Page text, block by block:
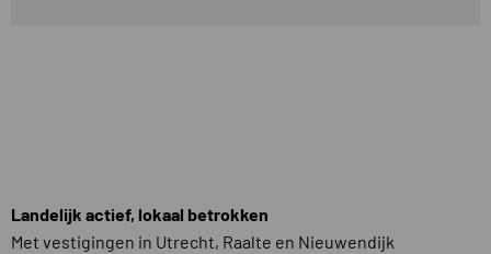
Landelijk actief, lokaal betrokken
Met vestigingen in Utrecht, Raalte en Nieuwendijk